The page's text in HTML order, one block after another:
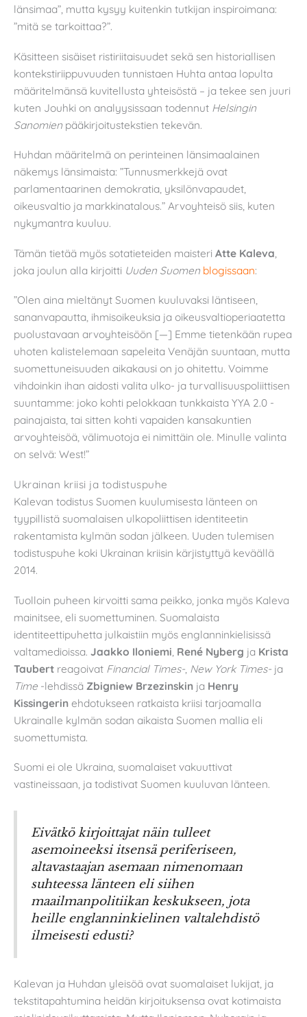
länsimaa”, mutta kysyy kuitenkin tutkijan inspiroimana:
”mitä se tarkoittaa?”.
Käsitteen sisäiset ristiriitaisuudet sekä sen historiallisen
kontekstiriippuvuuden tunnistaen Huhta antaa lopulta
määritelmänsä kuvitellusta yhteisöstä – ja tekee sen juuri
kuten Jouhki on analyysissaan todennut Helsingin
Sanomien pääkirjoitustekstien tekevän.
Huhdan määritelmä on perinteinen länsimaalainen
näkemys länsimaista: ”Tunnusmerkkejä ovat
parlamentaarinen demokratia, yksilönvapaudet,
oikeusvaltio ja markkinatalous.” Arvoyhteisö siis, kuten
nykymantra kuuluu.
Tämän tietää myös sotatieteiden maisteri Atte Kaleva
joka joulun alla kirjoitti Uuden Suomen blogissaan:
”Olen aina mieltänyt Suomen kuuluvaksi läntiseen,
sananvapautta, ihmisoikeuksia ja oikeusvaltioperiaatetta
puolustavaan arvoyhteisöön [—] Emme tietenkään rupea
uhoten kalistelemaan sapeleita Venäjän suuntaan, mutta
suomettuneisuuden aikakausi on jo ohitettu. Voimme
vihdoinkin ihan aidosti valita ulko- ja turvallisuuspoliittisen
suuntamme: joko kohti pelokkaan tunkkaista YYA 2.0 -
painajaista, tai sitten kohti vapaiden kansakuntien
arvoyhteisöä, välimuotoja ei nimittäin ole. Minulle valinta
on selvä: West!”
Ukrainan kriisi ja todistuspuhe
Kalevan todistus Suomen kuulumisesta länteen on
tyypillistä suomalaisen ulkopoliittisen identiteetin
rakentamista kylmän sodan jälkeen. Uuden tulemisen
todistuspuhe koki Ukrainan kriisin kärjistyttyä keväällä
2014.
Tuolloin puheen kirvoitti sama peikko, jonka myös Kaleva
mainitsee, eli suomettuminen. Suomalaista
identiteettipuhetta julkaistiin myös englanninkielisissä
valtamedioissa. Jaakko Iloniemi René Nyberg ja Krista
Taubert reagoivat Financial Times- New York Times- ja
Time -lehdissä Zbigniew Brzezinskin ja Henry
Kissingerin ehdotukseen ratkaista kriisi tarjoamalla
Ukrainalle kylmän sodan aikaista Suomen mallia eli
suomettumista.
Suomi ei ole Ukraina, suomalaiset vakuuttivat
vastineissaan, ja todistivat Suomen kuuluvan länteen.
Eivätkö kirjoittajat näin tulleet
asemoineeksi itsensä periferiseen,
altavastaajan asemaan nimenomaan
suhteessa länteen eli siihen
maailmanpolitiikan keskukseen, jota
heille englanninkielinen valtalehdistö
ilmeisesti edusti?
Kalevan ja Huhdan yleisöä ovat suomalaiset lukijat, ja
tekstitapahtumina heidän kirjoituksensa ovat kotimaista